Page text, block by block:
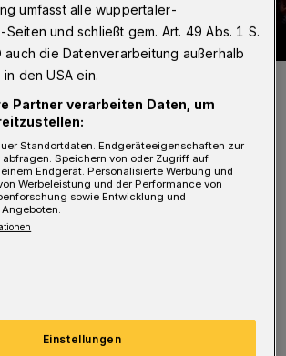
des von der Rundschau
Druckerei Ley + Wiegandt
(Thema diesmal:
"Die Nordbahntrasse prägt
umfasst alle wuppertaler-
und schließt gem. Art. 49 Abs. 1 S.
auch die Datenverarbeitung außerhalb
in den USA ein.
Partner verarbeiten Daten, um
Standortdaten. Endgeräteeigenschaften zur
Speichern von oder Zugriff auf
Endgerät. Personalisierte Werbung und
Werbeleistung und der Performance von
sowie Entwicklung und
Einstellungen